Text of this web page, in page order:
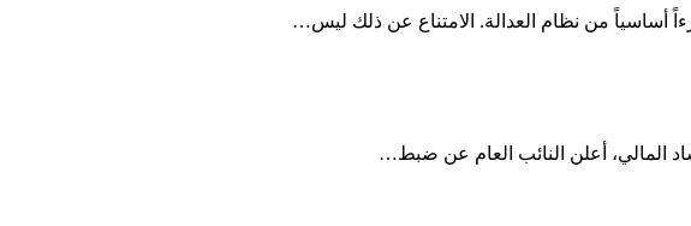
أساسياً من ‌نظام⁤ العدالة. الامتناع عن ذلك ليس…